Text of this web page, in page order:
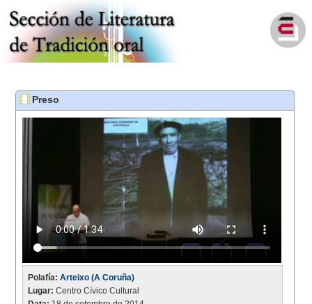
Preso
Polafía: Arteixo (A Coruña)
Lugar: Centro Cívico Cultural